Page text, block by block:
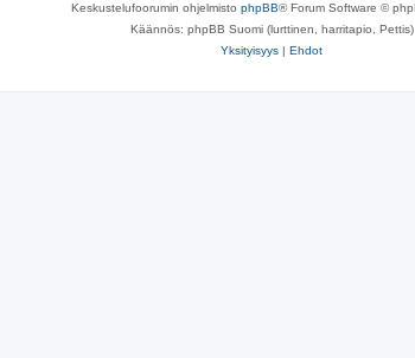
Keskustelufoorumin ohjelmisto phpBB® Forum Software ©
Käännös: phpBB Suomi (lurttinen, harritapio, Pettis)
Yksityisyys | Ehdot